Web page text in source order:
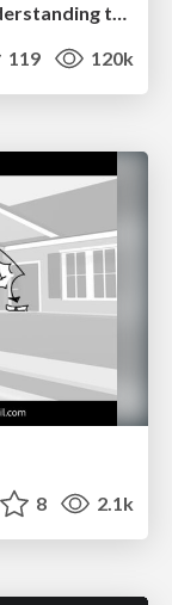
技術選定の審美眼（2025年版） / Understanding the Spiral of Technologies 2025 edition
119 120k
8 2.1k